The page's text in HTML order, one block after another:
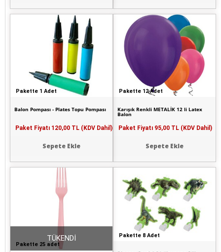
Pakette 12 Adet
Karışık Renkli METALİK 12 li Latex
Balon
Paket Fiyatı 95,00 TL (KDV Dahil)
Sepete Ekle
Pakette 1 Adet
Balon Pompası - Plates Topu Pompası
Paket Fiyatı 120,00 TL (KDV Dahil)
Sepete Ekle
Pakette 8 Adet
Pakette 25 adet
TÜKENDİ